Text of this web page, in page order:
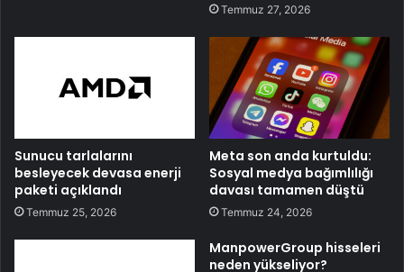
Temmuz 27, 2026
Sunucu tarlalarını
besleyecek devasa enerji
paketi açıklandı
Temmuz 25, 2026
Meta son anda kurtuldu:
Sosyal medya bağımlılığı
davası tamamen düştü
Temmuz 24, 2026
ManpowerGroup hisseleri
neden yükseliyor?